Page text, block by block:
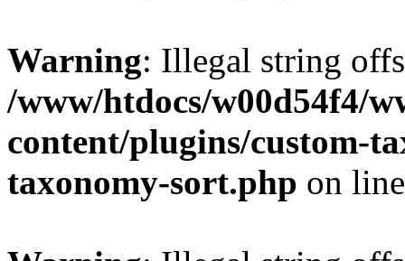
Warning: Illegal string
/www/htdocs/w00d54f4/
content/plugins/custom-
taxonomy-sort.php on